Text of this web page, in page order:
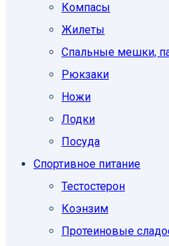
Компасы
Жилеты
Спальные мешки,
Рюкзаки
Ножи
Лодки
Посуда
Спортивное питание
Тестостерон
Коэнзим
Протеиновые